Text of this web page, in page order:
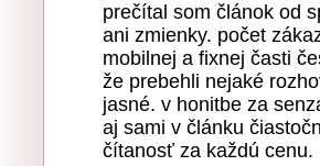
prečítal som článok od
ani zmienky. počet
mobilnej a fixnej časti
že prebehli nejaké
jasné. v honitbe za
aj sami v článku
čítanosť za každú cenu.